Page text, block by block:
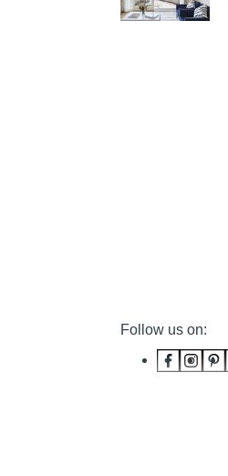
Follow us on: